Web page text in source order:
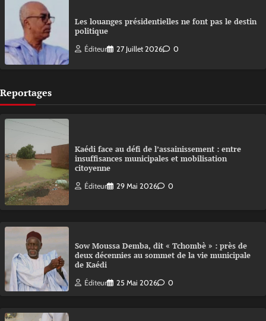
Les louanges présidentielles ne font pas le destin
politique
Éditeur 27 Juillet 2026 0
Reportages
Kaédi face au défi de l’assainissement : entre
insuffisances municipales et mobilisation
citoyenne
Éditeur 29 Mai 2026 0
Sow Moussa Demba, dit « Tchombè » : près de
deux décennies au sommet de la vie municipale
de Kaédi
Éditeur 25 Mai 2026 0